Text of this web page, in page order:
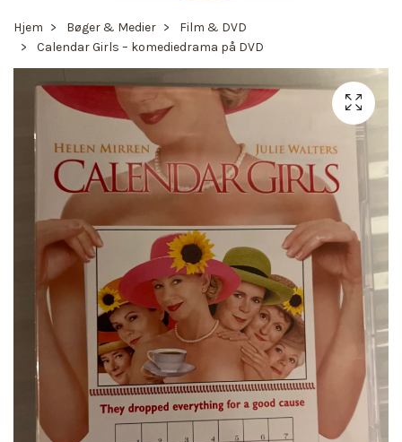
Hjem Bøger & Medier
Film & DVD
Calendar Girls – komediedrama på DVD